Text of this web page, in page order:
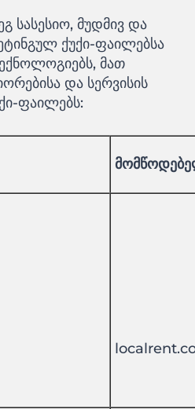
სასესიო, მუდმივ და
ქუქი-ფაილებსა
მათ
და სერვისის
ფაილებს: